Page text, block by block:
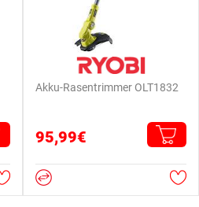
Akku-Rasentrimmer OLT1832
95,99€